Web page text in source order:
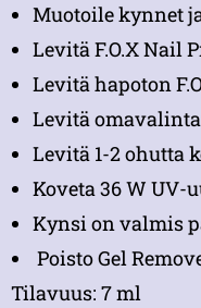
Muotoile kynnet
Levitä F.O.X Nail
Levitä hapoton
Levitä
Levitä 1-2 ohutta
Koveta 36 W UV-
Kynsi on valmis
Poisto Gel
Tilavuus: 7 ml